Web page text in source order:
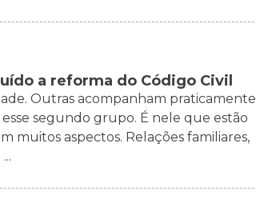
a reforma do Código Civil
Outras acompanham praticamente
segundo grupo. É nele que estão
muitos aspectos. Relações familiares,